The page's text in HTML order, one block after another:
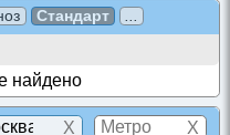
Стандарт
найдено
X
X